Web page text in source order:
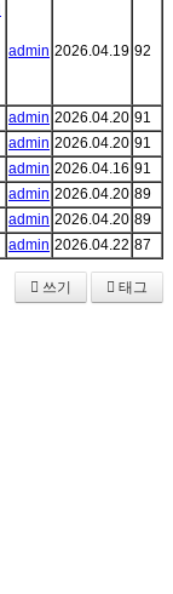
admin 2026.04.19 92
admin 2026.04.20 91
admin 2026.04.20 91
admin 2026.04.16 91
admin 2026.04.20 89
admin 2026.04.20 89
admin 2026.04.22 87
쓰기 태그